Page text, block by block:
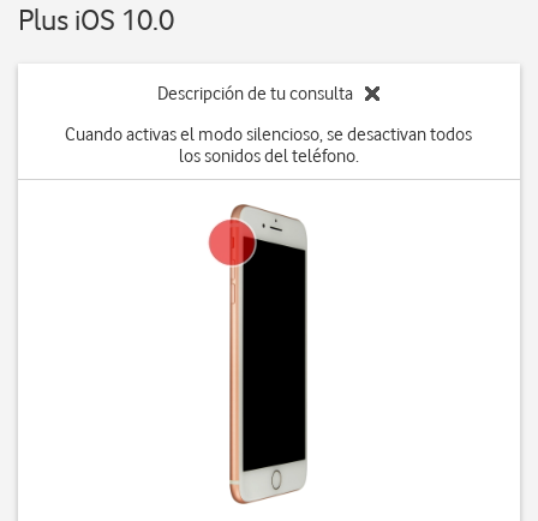
Plus iOS 10.0
Descripción de tu consulta
Cuando activas el modo silencioso, se desactivan todos
los sonidos del teléfono.